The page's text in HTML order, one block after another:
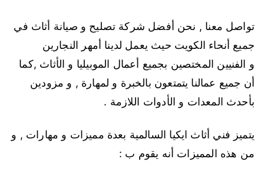
تواصل معنا , نحن أفضل شركة تصليح و صيانة أثاث في
جميع أنحاء الكويت حيث يعمل لدينا أمهر النجارين
و الفنيين المختصين بجميع أعمال الموبيليا و الأثاث ,كما
أن جميع عمالنا يتمتعون بالخبرة و لمهارة , و مزودين
بأحدث المعدات و الأدوات اللازمة .
يتميز فني أثاث ايكيا السالمية بعدة مميزات و مهارات , و
من هذه المميزات أنه يقوم ب :